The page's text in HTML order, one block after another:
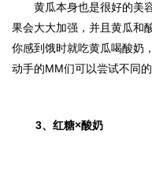
黄瓜本身也是很好的美
果会大大加强，并且黄瓜和
你感到饿时就吃黄瓜喝酸奶
动手的MM们可以尝试不同
3、 红糖×酸奶